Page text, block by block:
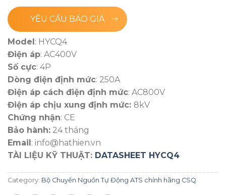
YÊU CẦU BÁO GIÁ
Model: HYCQ4
Điện áp: AC400V
Số cực: 4P
Dòng điện định mức: 250A
Điện áp cách điện định mức: AC800V
Điện áp chịu xung định mức: 8kV
Chứng nhận: CE
Bảo hành: 24 tháng
Email: info@hathien.vn
TÀI LIỆU KỸ THUẬT: DATASHEET HYCQ4
Category: Bộ Chuyển Nguồn Tự Động ATS chính hãng CSQ